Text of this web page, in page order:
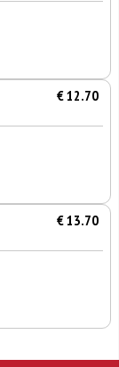
€ 12.70
€ 13.70